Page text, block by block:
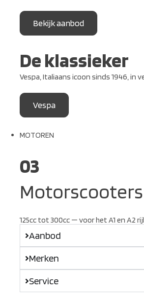
Bekijk aanbod
De klassieker
Vespa, Italiaans icoon sinds 1946, in
Vespa
MOTOREN
03
Motorscooters
125cc tot 300cc — voor het A1 en A2
Aanbod
Merken
Service